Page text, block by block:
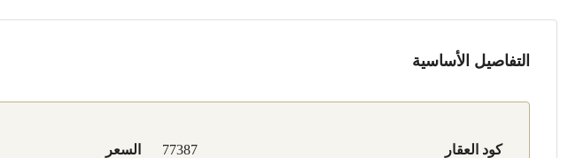
التفاصيل الأساسية
كود العقار 77387 السعر